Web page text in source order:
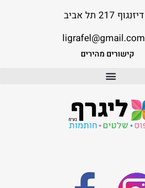
קישורים מהירים
דיזנגוף 217 תל אביב
ligrafel@gmail.com